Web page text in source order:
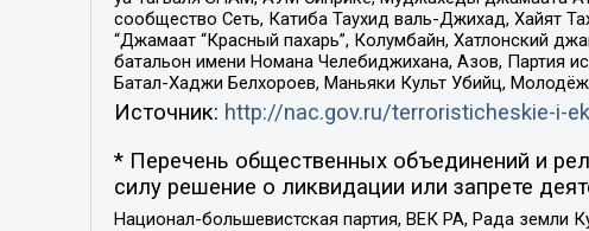
сообщество Сеть, Катиба Таухид валь-Джихад, Хайят
“Джамаат “Красный пахарь”, Колумбайн, Хатлонский
батальон имени Номана Челебиджихана, Азов, Партия
Батал-Хаджи Белхороев, Маньяки Культ Убийц,
Источник: http://nac.gov.ru/terroristicheskie-i-
* Перечень общественных объединений и
силу решение о ликвидации или запрете
Национал-большевистская партия, ВЕК РА, Рада земли